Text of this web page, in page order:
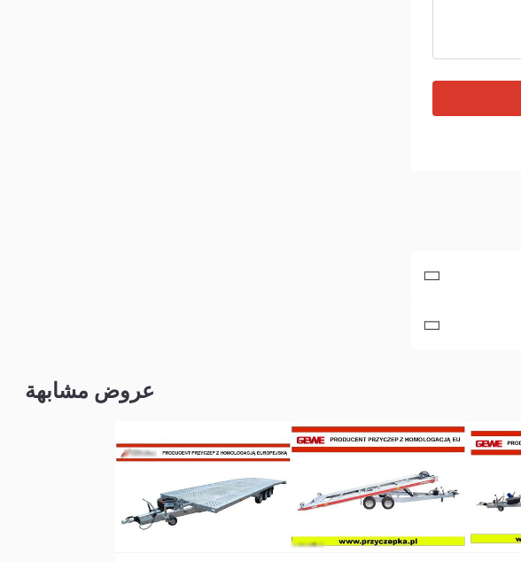
عروض مشابهة